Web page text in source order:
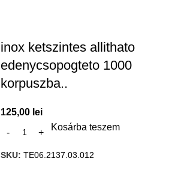
inox ketszintes allithato
edenycsopogteto 1000
korpuszba..
125,00 lei
Kosárba teszem
SKU: TE06.2137.03.012